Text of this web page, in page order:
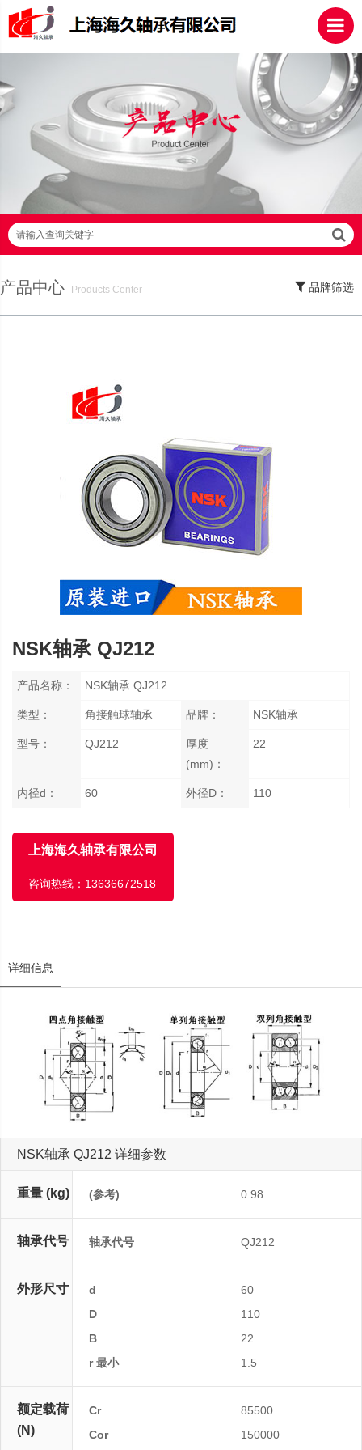
请输入查询关键字
产品中心
Products Center
品牌筛选
NSK轴承 QJ212
产品名称： NSK轴承 QJ212
类型： 角接触球轴承 品牌： NSK轴承
型号： QJ212
厚度
(mm)：
22
内径d： 60 外径D： 110
上海海久轴承有限公司
咨询热线： 13636672518
详细信息
NSK轴承 QJ212 详细参数
重量 (kg) (参考) 0.98
轴承代号 轴承代号 QJ212
外形尺寸 d
60
D
110
B
22
r 最小
1.5
额定载荷
(N)
Cr
85500
Cor
150000